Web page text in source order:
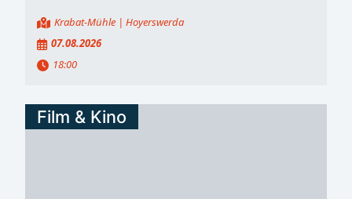
Krabat-Mühle | Hoyerswerda
07.08.2026
18:00
Film & Kino